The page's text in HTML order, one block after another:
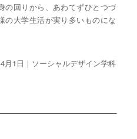
の回りから、あわてずひとつづ
の大学生活が実り多いものにな
月1日｜ソーシャルデザイン学科